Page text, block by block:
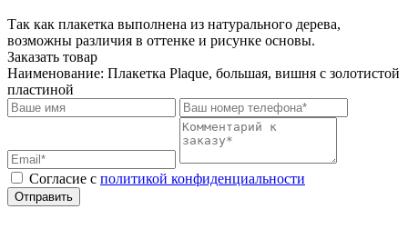
Так как плакетка выполнена из натурального дерева,
возможны различия в оттенке и рисунке основы.
Заказать товар
Наименование: Плакетка Plaque, большая, вишня с золотистой
пластиной
Cогласие с политикой конфиденциальности
Отправить